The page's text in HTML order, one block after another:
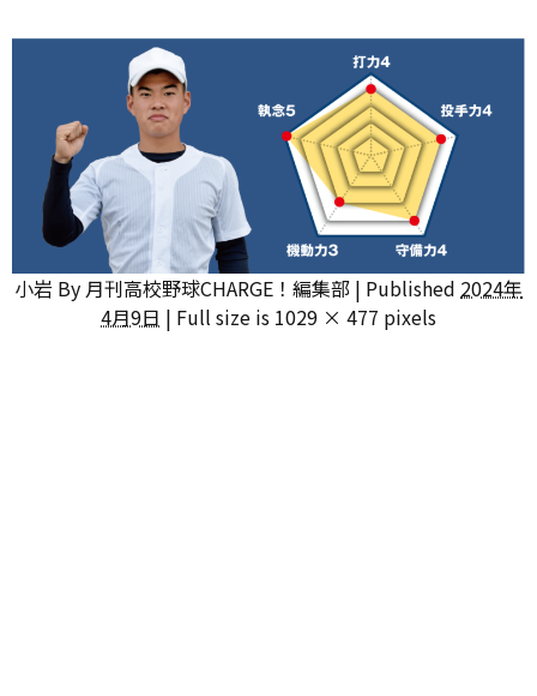
小岩 By 月刊高校野球CHARGE！編集部 | Published 2024年
4月9日 | Full size is 1029 × 477 pixels